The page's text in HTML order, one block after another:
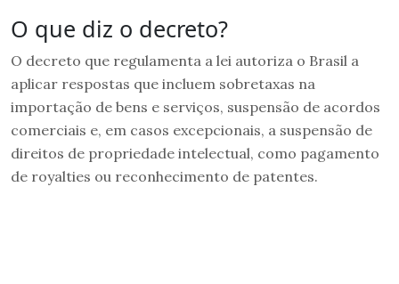
O que diz o decreto?
O decreto que regulamenta a lei autoriza o Brasil a
aplicar respostas que incluem sobretaxas na
importação de bens e serviços, suspensão de acordos
comerciais e, em casos excepcionais, a suspensão de
direitos de propriedade intelectual, como pagamento
de royalties ou reconhecimento de patentes.